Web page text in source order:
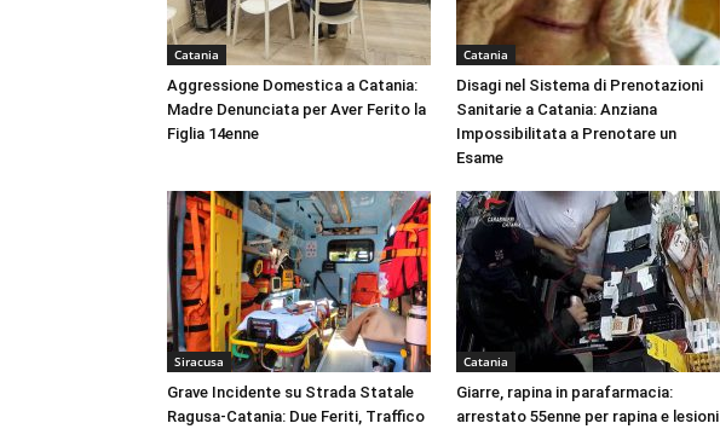
Catania
Aggressione Domestica a Catania:
Madre Denunciata per Aver Ferito la
Figlia 14enne
Catania
Disagi nel Sistema di Prenotazioni
Sanitarie a Catania: Anziana
Impossibilitata a Prenotare un
Esame
Siracusa
Grave Incidente su Strada Statale
Ragusa-Catania: Due Feriti, Traffico
Catania
Giarre, rapina in parafarmacia:
arrestato 55enne per rapina e lesioni